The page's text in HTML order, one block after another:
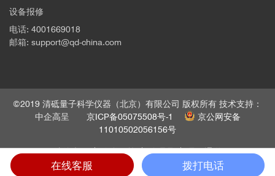
设备报修
电话: 4001669018
邮箱: support@qd-china.com
©2019 清砥量子科学仪器（北京）有限公司 版权所有 技术支持：
中企高呈 京ICP备05075508号-1
京公网安备
11010502056156号
法律声明 隐私政策 管理员 员工通道
在线客服 拨打电话